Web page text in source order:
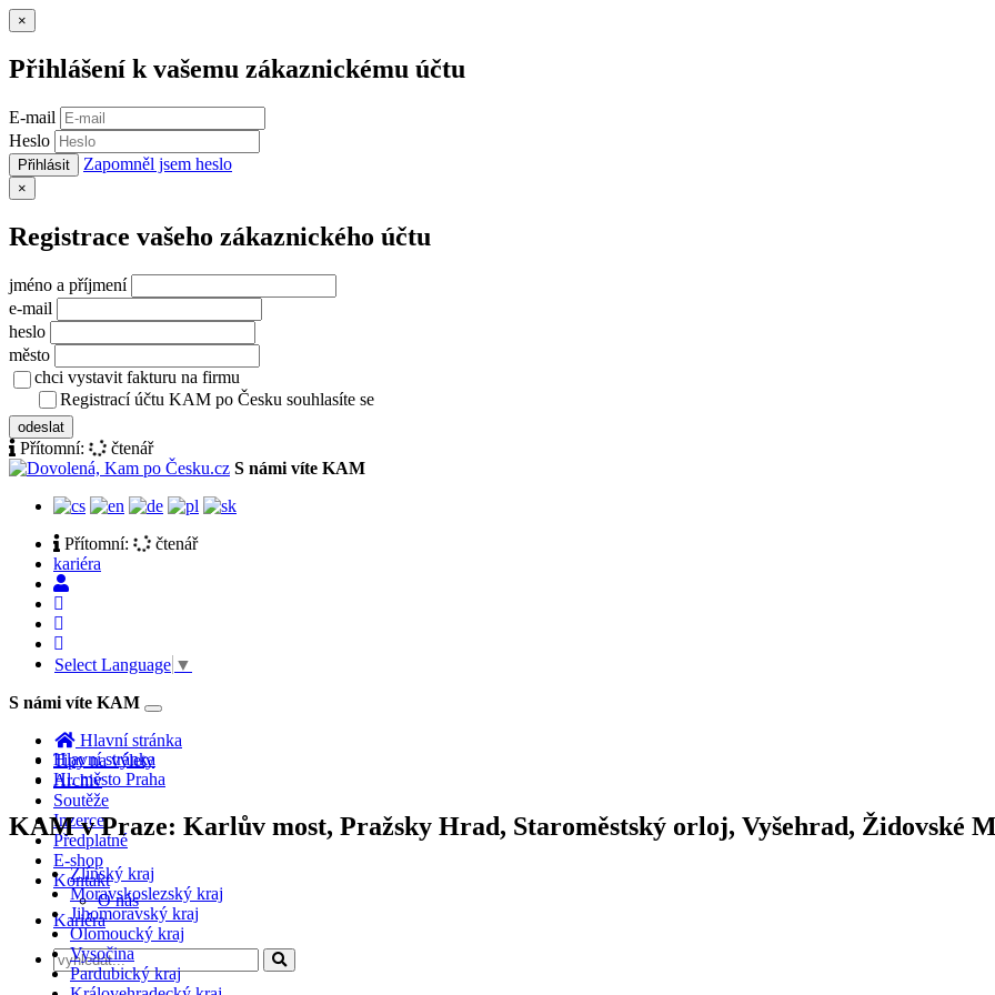
×
Přihlášení k vašemu zákaznickému účtu
E-mail
Heslo
Přihlásit Zapomněl jsem heslo
×
Registrace vašeho zákaznického účtu
jméno a příjmení
e-mail
heslo
město
chci vystavit fakturu na firmu
Registrací účtu KAM po Česku souhlasíte se
odeslat
Přítomní:
čtenář
S námi víte KAM
Přítomní:
čtenář
kariéra
Select Language ▼
S námi víte KAM
Toggle
navigation
Hlavní stránka
Tipy na výlety
Archiv
Soutěže
Inzerce
Předplatné
E-shop
Kontakt
O nás
Kariéra
Hlavní stránka
Hl. město Praha
KAM v Praze: Karlův most, Pražsky Hrad, Staroměstský orloj, Vyšehrad, Židovské
Zlínský kraj
Moravskoslezský kraj
Jihomoravský kraj
Olomoucký kraj
Vysočina
Pardubický kraj